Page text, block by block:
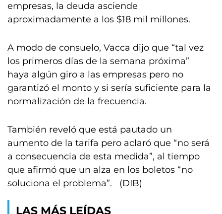
empresas, la deuda asciende
aproximadamente a los $18 mil millones.
A modo de consuelo, Vacca dijo que “tal vez
los primeros días de la semana próxima”
haya algún giro a las empresas pero no
garantizó el monto y si sería suficiente para la
normalización de la frecuencia.
También reveló que está pautado un
aumento de la tarifa pero aclaró que “no será
a consecuencia de esta medida”, al tiempo
que afirmó que un alza en los boletos “no
soluciona el problema”. (DIB)
LAS MÁS LEÍDAS